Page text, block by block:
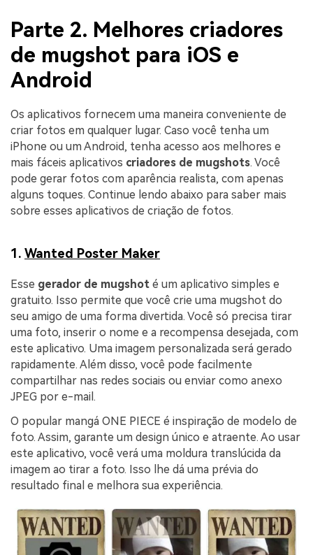
Parte 2. Melhores criadores
de mugshot para iOS e
Android
Os aplicativos fornecem uma maneira conveniente de
criar fotos em qualquer lugar. Caso você tenha um
iPhone ou um Android, tenha acesso aos melhores e
mais fáceis aplicativos criadores de mugshots. Você
pode gerar fotos com aparência realista, com apenas
alguns toques. Continue lendo abaixo para saber mais
sobre esses aplicativos de criação de fotos.
1. Wanted Poster Maker
Esse gerador de mugshot é um aplicativo simples e
gratuito. Isso permite que você crie uma mugshot do
seu amigo de uma forma divertida. Você só precisa tirar
uma foto, inserir o nome e a recompensa desejada, com
este aplicativo. Uma imagem personalizada será gerado
rapidamente. Além disso, você pode facilmente
compartilhar nas redes sociais ou enviar como anexo
JPEG por e-mail.
O popular mangá ONE PIECE é inspiração de modelo de
foto. Assim, garante um design único e atraente. Ao usar
este aplicativo, você verá uma moldura translúcida da
imagem ao tirar a foto. Isso lhe dá uma prévia do
resultado final e melhora sua experiência.